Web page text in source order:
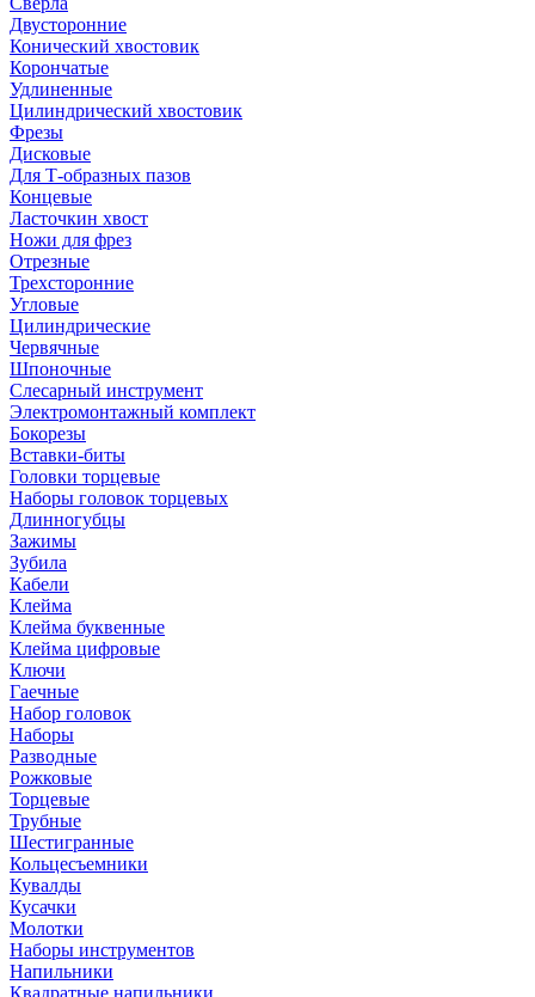
Двусторонние
Конический хвостовик
Корончатые
Удлиненные
Цилиндрический хвостовик
Фрезы
Дисковые
Для Т-образных пазов
Концевые
Ласточкин хвост
Ножи для фрез
Отрезные
Трехсторонние
Угловые
Цилиндрические
Червячные
Шпоночные
Слесарный инструмент
Электромонтажный комплект
Бокорезы
Вставки-биты
Головки торцевые
Наборы головок торцевых
Длинногубцы
Зажимы
Зубила
Кабели
Клейма
Клейма буквенные
Клейма цифровые
Ключи
Гаечные
Набор головок
Наборы
Разводные
Рожковые
Торцевые
Трубные
Шестигранные
Кольцесъемники
Кувалды
Кусачки
Молотки
Наборы инструментов
Напильники
Квадратные напильники